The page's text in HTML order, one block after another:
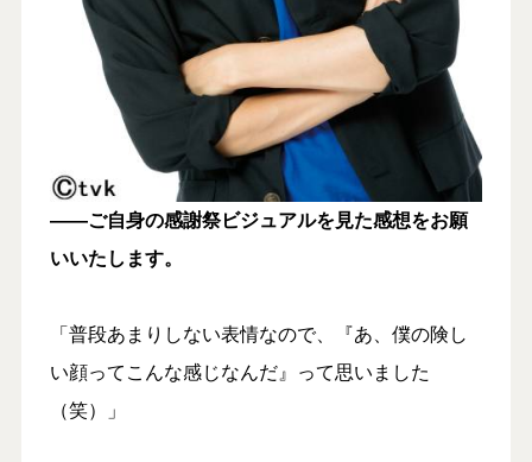
――ご自身の感謝祭ビジュアルを見た感想をお願
いいたします。
「普段あまりしない表情なので、『あ、僕の険し
い顔ってこんな感じなんだ』って思いました
（笑）」